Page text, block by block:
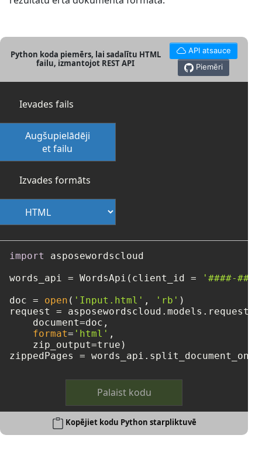
Python koda piemērs, lai sadalītu HTML
failu, izmantojot REST API
API atsauce
Piemēri
Ievades fails
Augšupielādēji
et failu
Izvades formāts
import
asposewordscloud
words_api = WordsApi(client_id =
'####-
doc = open ( 'Input.html' , 'rb' )
request =
    document=doc,
format= 'html' ,
    zip_output=true)
zippedPages =
Palaist kodu
Kopējiet kodu Python starpliktuvē